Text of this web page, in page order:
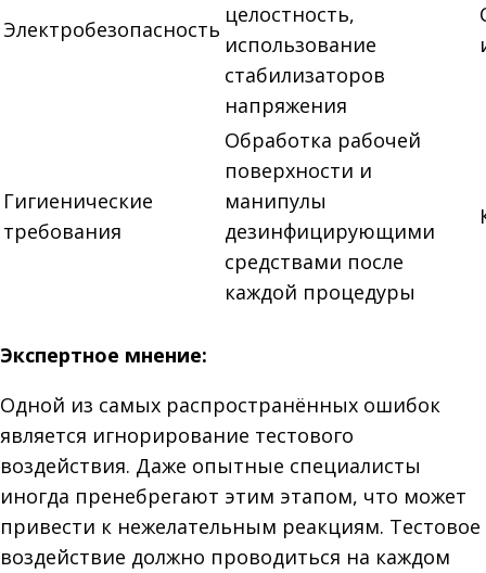
Электробезопасность
целостность,
использование
стабилизаторов
напряжения
Гигиенические
требования
Обработка рабочей
поверхности и
манипулы
дезинфицирующими
средствами после
каждой процедуры
Экспертное мнение:
Одной из самых распространённых ошибок
является игнорирование тестового
воздействия. Даже опытные специалисты
иногда пренебрегают этим этапом, что может
привести к нежелательным реакциям. Тестовое
воздействие должно проводиться на каждом